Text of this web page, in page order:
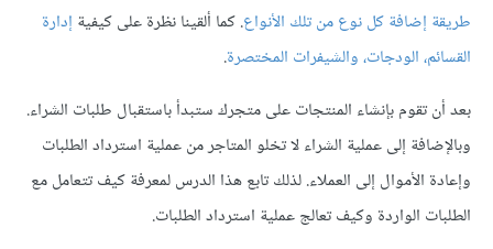
طريقة إضافة كل نوع من تلك الأنواع. كما ألقينا نظرة على كيفية إدارة
القسائم، الودجات، والشيفرات المختصرة.
بعد أن تقوم بإنشاء المنتجات على متجرك ستبدأ باستقبال طلبات الشراء.
وبالإضافة إلى عملية الشراء لا تخلو المتاجر من عملية استرداد الطلبات
وإعادة الأموال إلى العملاء. لذلك تابع هذا الدرس لمعرفة كيف تتعامل مع
الطلبات الواردة وكيف تعالج عملية استرداد الطلبات.